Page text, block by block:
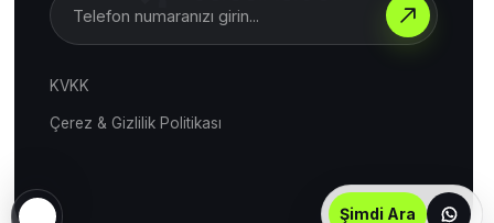
KVKK
Çerez & Gizlilik Politikası
Şimdi Ara